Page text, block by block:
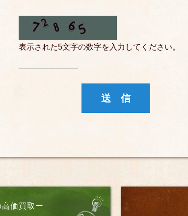
表示された5文字の数字を入力してください。
価買取ー